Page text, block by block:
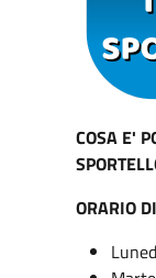
COSA E'
ORARIO